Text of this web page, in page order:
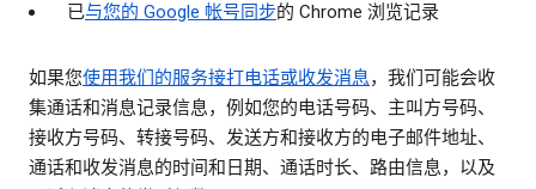
已与您的 Google 帐号同步的 Chrome 浏览记录
如果您使用我们的服务接打电话或收发消息，我们可能会收
集通话和消息记录信息，例如您的电话号码、主叫方号码、
接收方号码、转接号码、发送方和接收方的电子邮件地址、
通话和收发消息的时间和日期、通话时长、路由信息，以及